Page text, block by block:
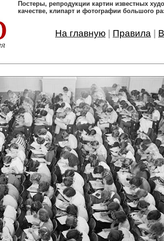
Постеры, pепродукции картин известных
качестве, клипарт и фотографии большого
На главную Правила